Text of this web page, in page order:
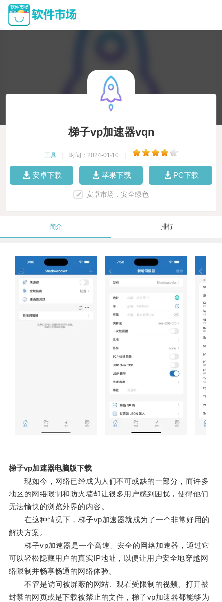
梯子vp加速器vqn
工具 时间：2024-01-10
安卓下载 苹果下载 PC下载
安卓市场，安全绿色
简介 排行
梯子vp加速器电脑版下载
现如今，网络已经成为人们不可或缺的一部分，而许多
地区的网络限制和防火墙却让很多用户感到困扰，使得他们
无法愉快的浏览外界的内容。
在这种情况下，梯子vp加速器就成为了一个非常好用的
解决方案。
梯子vp加速器是一个高速、安全的网络加速器，通过它
可以轻松隐藏用户的真实IP地址，以便让用户安全地穿越网
络限制并畅享畅通的网络体验。
不管是访问被屏蔽的网站、观看受限制的视频、打开被
封禁的网页或是下载被禁止的文件，梯子vp加速器都能够为